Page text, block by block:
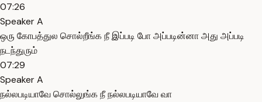
07:26
Speaker A
ஒரு கோபத்துல சொல்றீங்க நீ இப்படி போ அப்படின்னா அது அப்படி
நடந்துரும்
07:29
Speaker A
நல்லபடியாவே சொல்லுங்க நீ நல்லபடியாவே வா